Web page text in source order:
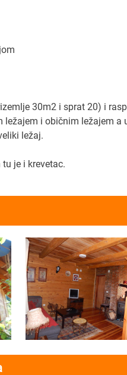
30m2 i sprat 20) i
ležajem i običnim ležajem
ležaj.
je i krevetac.